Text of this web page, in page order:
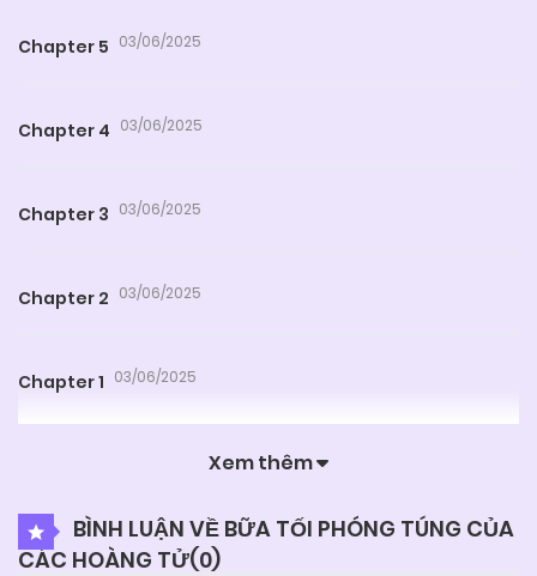
Chapter 5 03/06/2025
Chapter 4 03/06/2025
Chapter 3 03/06/2025
Chapter 2 03/06/2025
Chapter 1 03/06/2025
Xem thêm
BÌNH LUẬN VỀ BỮA TỐI PHÓNG TÚNG CỦA
CÁC HOÀNG TỬ(0)